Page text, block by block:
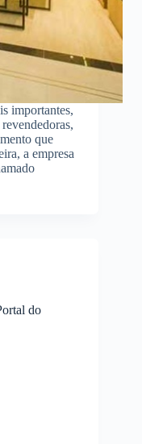
importantes,
que
a empresa
do